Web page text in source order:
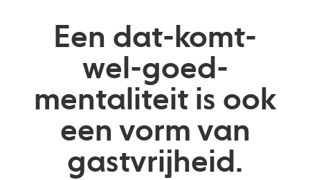
Een dat-komt-
wel-goed-
mentaliteit is ook
een vorm van
gastvrijheid.